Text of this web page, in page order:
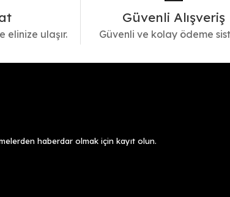
elinize ulaşır.
Güvenli Alışveriş
Güvenli ve kolay ödeme
haberdar olmak için kayıt olun.